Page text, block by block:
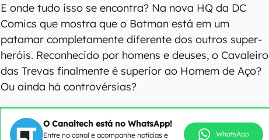
E onde tudo isso se encontra? Na nova HQ da DC
Comics que mostra que o Batman está em um
patamar completamente diferente dos outros super-
heróis. Reconhecido por homens e deuses, o Cavaleiro
das Trevas finalmente é superior ao Homem de Aço?
Ou ainda há controvérsias?
O Canaltech está no WhatsApp!
Entre no canal e acompanhe notícias e
WhatsApp